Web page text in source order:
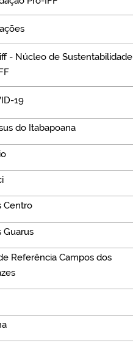
- Núcleo de Sustentabilidade
19
do Itabapoana
Centro
Guarus
Referência Campos dos